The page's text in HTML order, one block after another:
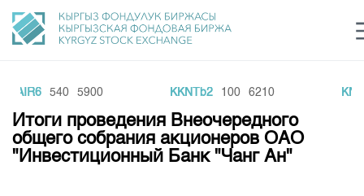
Финансовый рынок KG login Рус
О нас
MAIR6 540 5900 KKNTb2 100 6210
Итоги проведения Внеочередного
общего собрания акционеров ОАО
"Инвестиционный Банк "Чанг Ан"